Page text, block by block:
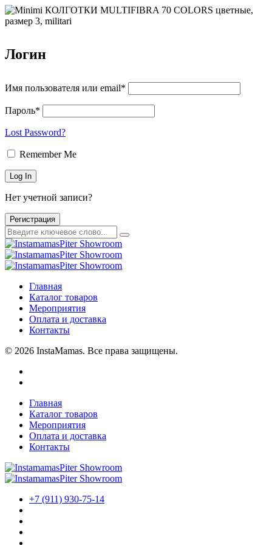
Логин
Имя пользователя или email*
Пароль*
Lost Password?
Remember Me
Нет учетной записи?
Регистрация
Главная
Каталог товаров
Мероприятия
Оплата и доставка
Контакты
© 2026 InstaMamas. Все права защищены.
Главная
Каталог товаров
Мероприятия
Оплата и доставка
Контакты
+7 (911) 930-75-14